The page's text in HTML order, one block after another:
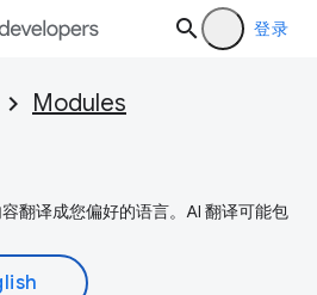
登录
Modules
翻译成您偏好的语言。AI 翻译可能包